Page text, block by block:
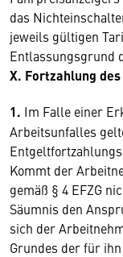
das
jeweils gültigen
Entlassungsgrund
X. Fortzahlung
1. Im Falle einer
Arbeitsunfalles
Kommt der
gemäß § 4 EFZG
Säumnis den
sich der
Grundes der für